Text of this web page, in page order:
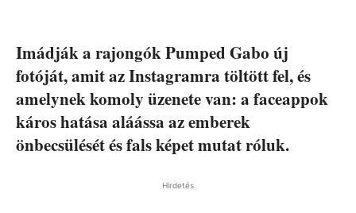
Imádják a rajongók Pumped Gabo új
fotóját, amit az Instagramra töltött fel, és
amelynek komoly üzenete van: a faceappok
káros hatása aláássa az emberek
önbecsülését és fals képet mutat róluk.
Hirdetés